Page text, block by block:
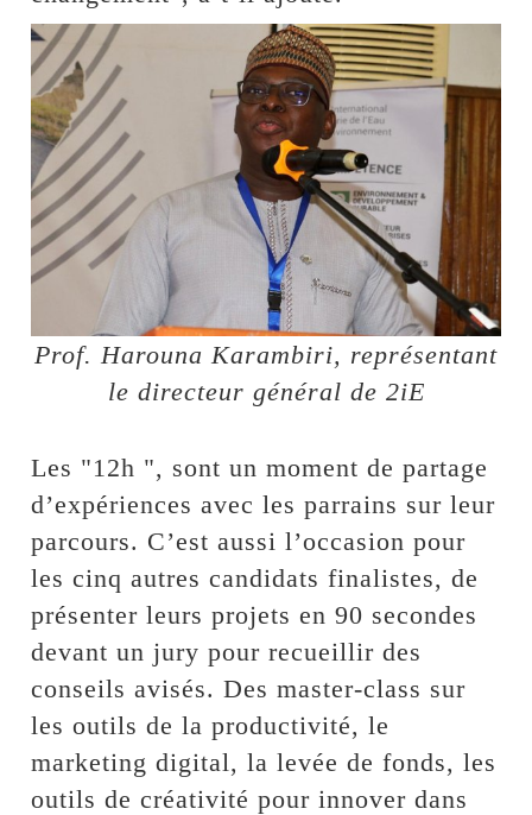
Prof. Harouna Karambiri, représentant
le directeur général de 2iE
Les "12h ", sont un moment de partage
d’expériences avec les parrains sur leur
parcours. C’est aussi l’occasion pour
les cinq autres candidats finalistes, de
présenter leurs projets en 90 secondes
devant un jury pour recueillir des
conseils avisés. Des master-class sur
les outils de la productivité, le
marketing digital, la levée de fonds, les
outils de créativité pour innover dans